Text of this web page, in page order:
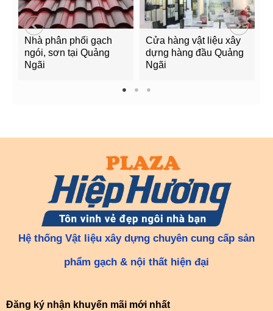
Nhà phân phối gạch
ngói, sơn tại Quảng
Ngãi
Cửa hàng vật liệu xây
dựng hàng đầu Quảng
Ngãi
1 2 3
Hệ thống Vật liệu xây dựng chuyên cung cấp sản
phẩm gạch & nội thất hiện đại
Đăng ký nhận khuyến mãi mới nhất